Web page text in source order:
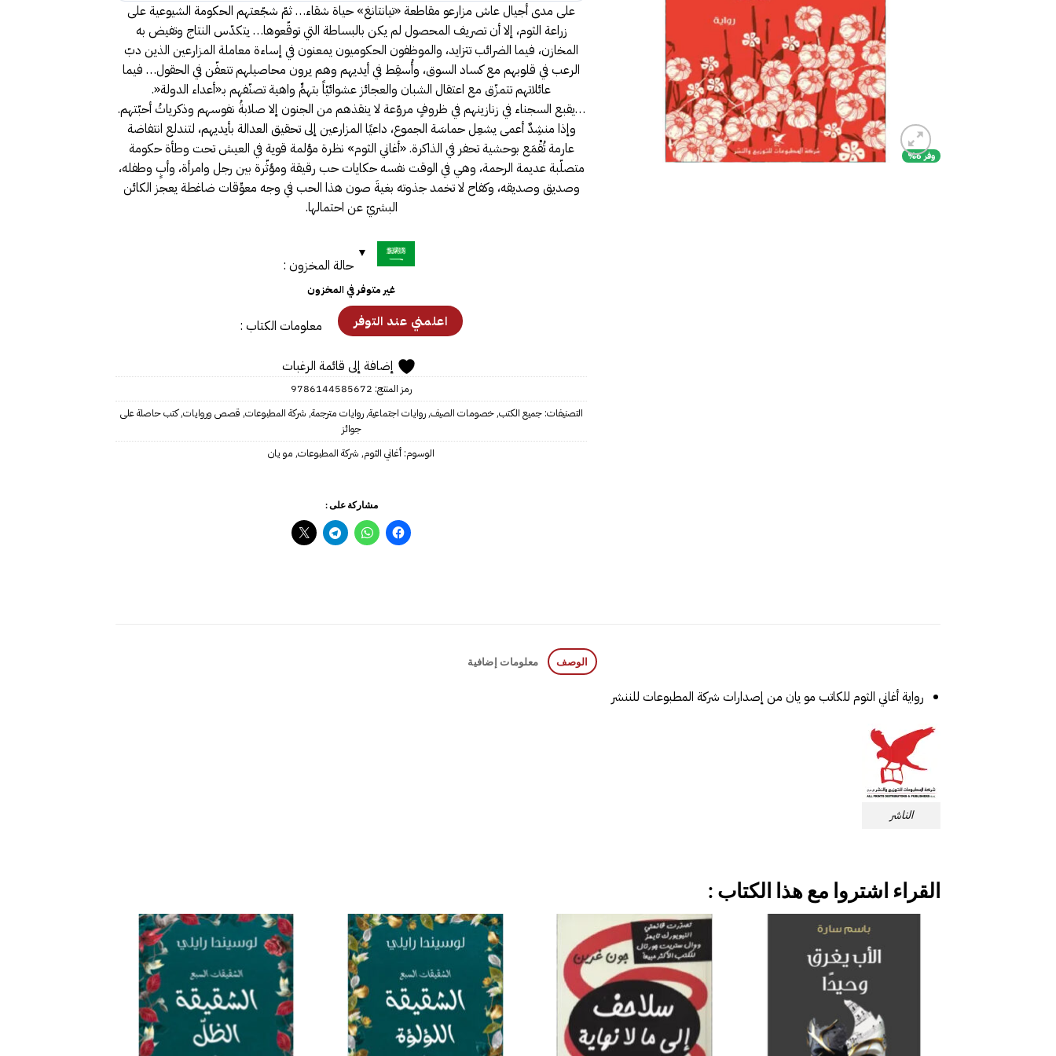
وفر 6%
على مدى أجيال عاش مزارعو مقاطعة «تيانتانغ» حياة شقاء… ثمّ شجّعتهم الحكومة الشيوعية على
زراعة الثوم، إلا أن تصريف المحصول لم يكن بالبساطة التي توقّعوها… يتكدّس النتاج وتفيض به
المخازن، فيما الضرائب تتزايد، والموظفون الحكوميون يمعنون في إساءة معاملة المزارعين الذين دبّ
الرعب في قلوبهم مع كساد السوق، وأُسقِط في أيديهم وهم يرون محاصيلهم تتعفّن في الحقول… فيما
عائلاتهم تتمزّق مع اعتقال الشبان والعجائز عشوائيّاً بتهمٍّ واهية تصنّفهم بـ«أعداء الدولة«.
…يقبع السجناء في زنازينهم في ظروفٍ مروّعة لا ينقذهم من الجنون إلا صلابةُ نفوسهم وذكرياتُ أحبّتهم.
وإذا منشِدٌ أعمى يشعِل حماسَة الجموع، داعيًا المزارعين إلى تحقيق العدالة بأيديهم، لتندلع انتفاضة
عارمة تُقْمَع بوحشية تحفر في الذاكرة. «أغاني الثوم» نظرة مؤلمة قوية في العيش تحت وطأة حكومة
متصلّبة عديمة الرحمة، وهي في الوقت نفسه حكايات حب رقيقة ومؤثّرة بين رجل وامرأة، وأبٍ وطفله،
وصديق وصديقه، وكفاح لا تخمد جذوته بغيةَ صون هذا الحب في وجه معوِّقات ضاغطة يعجز الكائن
البشريّ عن احتمالها.
حالة المخزون :
غير متوفر في المخزون
معلومات الكتاب :
إضافة إلى قائمة الرغبات
رمز المنتج: 9786144585672
التصنيفات:جميع الكتب,خصومات الصيف,روايات اجتماعية,روايات مترجمة, شركة المطبوعات, قصص وروايات,كتب حاصلة على
جوائز
الوسوم: أغاني الثوم, شركة المطبوعات, مو يان
مشاركة على :
الوصف معلومات إضافية
رواية أغاني الثوم للكاتب مو يان من إصدارات شركة المطبوعات للننشر
الناشر
القراء اشتروا مع هذا الكتاب :
إضافة
قائمة
الرغبات
إضافة
إلى
قائمة
الرغبات
إضافة
إلى
قائمة
الرغبات